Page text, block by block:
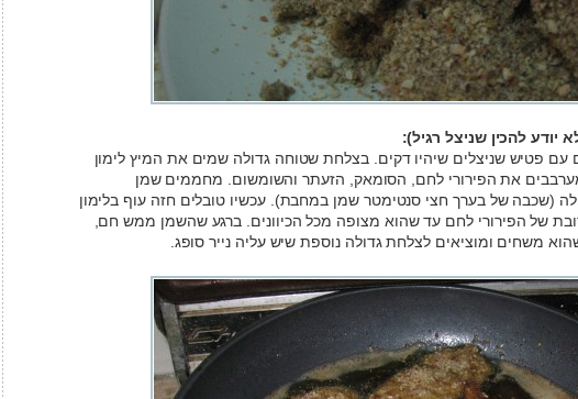
להכין שניצל רגיל):
עם פטיש שניצלים שיהיו דקים. בצלחת שטוחה גדולה שמים את המיץ לימון
את הפירורי לחם, הסומאק, הזעתר והשומשום. מחממים שמן
(שכבה של בערך חצי סנטימטר שמן במחבת). עכשיו טובלים חזה עוף בלימון
של הפירורי לחם עד שהוא מצופה מכל הכיוונים. ברגע שהשמן ממש חם,
משחים ומוציאים לצלחת גדולה נוספת שיש עליה נייר סופג.